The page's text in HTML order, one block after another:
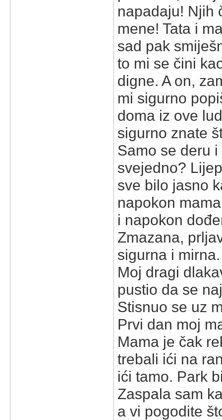
napadaju! Njih
mene! Tata i
sad pak
to mi se čini
digne. A on,
mi sigurno
doma iz ove
sigurno znate
Samo se deru
svejedno?
sve bilo jasno
napokon
i napokon
Zmazana,
sigurna i
Moj dragi
pustio da se
Stisnuo se uz
Prvi dan moj
Mama je čak
trebali ići na
ići tamo. Park
Zaspala sam
a vi pogodite